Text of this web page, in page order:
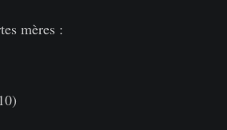
mères :